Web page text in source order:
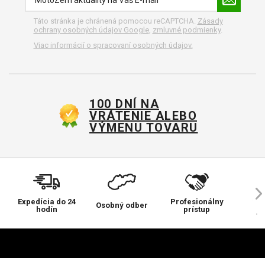
Táto stránka je chránená pomocou reCAPTCHA. Zásady
ochrany osobných údajov Google, zmluvné podmienky.
Viac informácií o spracovaní osobných údajov.
100 DNÍ NA
VRÁTENIE ALEBO
VÝMENU TOVARU
Expedícia do 24
hodín
Osobný odber
Profesionálny
prístup